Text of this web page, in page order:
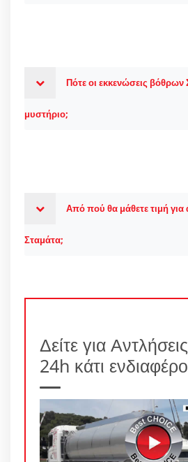
Πότε οι εκκενώσεις βόθρων
μυστήριο;
Από πού θα μάθετε τιμή
Σταμάτα;
Δείτε για
24h κάτι